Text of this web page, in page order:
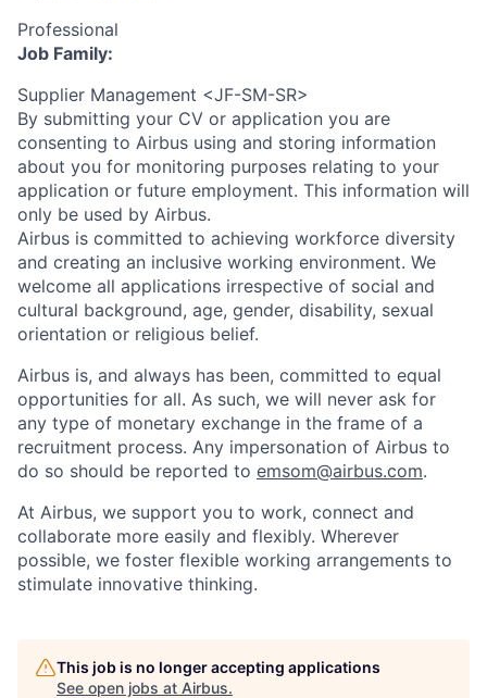
Professional
Job Family:
Supplier Management <JF-SM-SR>
By submitting your CV or application you are
consenting to Airbus using and storing information
about you for monitoring purposes relating to your
application or future employment. This information will
only be used by Airbus.
Airbus is committed to achieving workforce diversity
and creating an inclusive working environment. We
welcome all applications irrespective of social and
cultural background, age, gender, disability, sexual
orientation or religious belief.
Airbus is, and always has been, committed to equal
opportunities for all. As such, we will never ask for
any type of monetary exchange in the frame of a
recruitment process. Any impersonation of Airbus to
do so should be reported to emsom@airbus.com.
At Airbus, we support you to work, connect and
collaborate more easily and flexibly. Wherever
possible, we foster flexible working arrangements to
stimulate innovative thinking.
This job is no longer accepting applications
See open jobs at Airbus.